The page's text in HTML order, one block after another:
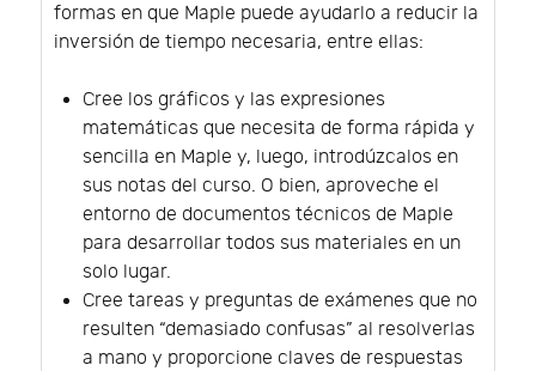
formas en que Maple puede ayudarlo a reducir la
inversión de tiempo necesaria, entre ellas:
Cree los gráficos y las expresiones
matemáticas que necesita de forma rápida y
sencilla en Maple y, luego, introdúzcalos en
sus notas del curso. O bien, aproveche el
entorno de documentos técnicos de Maple
para desarrollar todos sus materiales en un
solo lugar.
Cree tareas y preguntas de exámenes que no
resulten “demasiado confusas” al resolverlas
a mano y proporcione claves de respuestas